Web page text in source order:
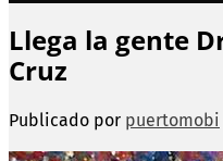
Llega la gente
Cruz
Publicado por puertomobi